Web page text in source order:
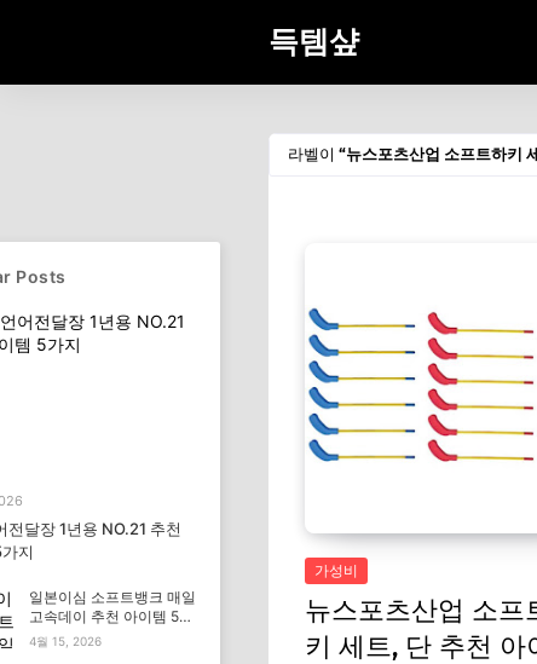
득템샾
라벨이 뉴스포츠산업 소프트하키
가성비
뉴스포츠산업 소프
키 세트, 단 추천 아
Posts
전달장 1년용 NO.21 추천
지
일본이심 소프트뱅크 매일
고속데이 추천 아이템 5가
지
4월 15, 2026